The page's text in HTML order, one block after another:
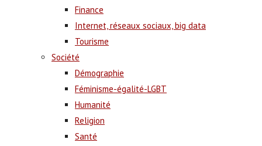
Finance
Internet, réseaux sociaux, big data
Tourisme
Société
Démographie
Féminisme-égalité-LGBT
Humanité
Religion
Santé